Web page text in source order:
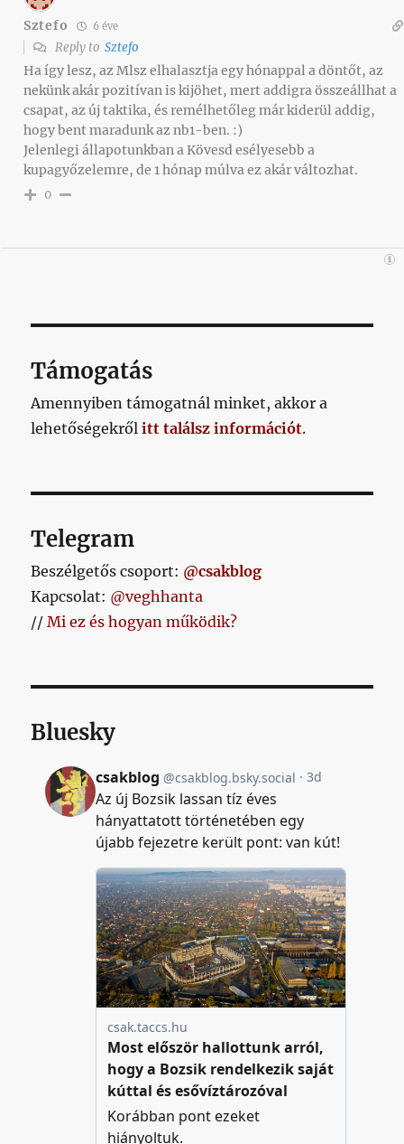
Sztefo 6 éve
Reply to Sztefo
Ha így lesz, az Mlsz elhalasztja egy hónappal a döntőt, az
nekünk akár pozitívan is kijöhet, mert addigra összeállhat a
csapat, az új taktika, és remélhetőleg már kiderül addig,
hogy bent maradunk az nb1-ben. :)
Jelenlegi állapotunkban a Kövesd esélyesebb a
kupagyőzelemre, de 1 hónap múlva ez akár változhat.
0
Támogatás
Amennyiben támogatnál minket, akkor a
lehetőségekrőlitt találsz információt.
Telegram
Beszélgetős csoport: @csakblog
Kapcsolat: @veghhanta
//Mi ez és hogyan működik?
Bluesky